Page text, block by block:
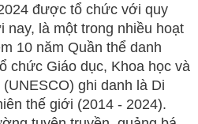
được tổ chức với quy
là một trong nhiều hoạt
10 năm Quần thể danh
chức Giáo dục, Khoa học và
ghi danh là Di
thế giới (2014 - 2024).